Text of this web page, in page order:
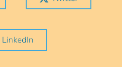
LinkedIn